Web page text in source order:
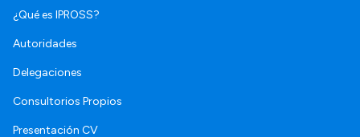
¿Qué es IPROSS?
Autoridades
Delegaciones
Consultorios Propios
Presentación CV